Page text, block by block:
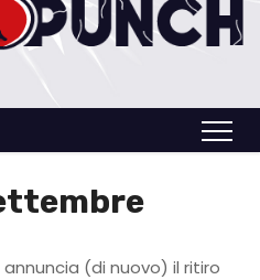
(di nuovo) il ritiro